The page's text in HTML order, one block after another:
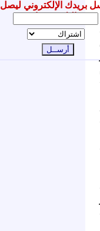
بريدك الإلكتروني ليصل
إليك جديدنا